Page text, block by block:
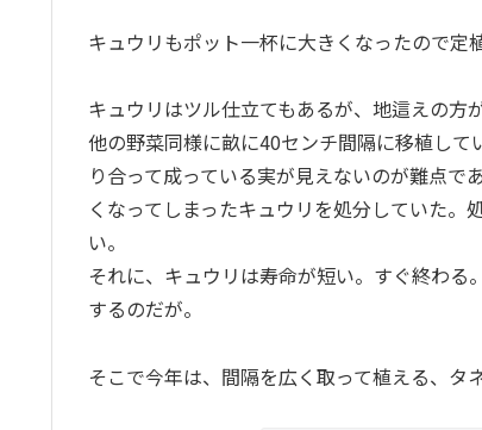
キュウリもポット一杯に大きくなったので定
キュウリはツル仕立てもあるが、地這えの
他の野菜同様に畝に40センチ間隔に移植し
り合って成っている実が見えないのが難点
くなってしまったキュウリを処分していた
い。
それに、キュウリは寿命が短い。すぐ終わる
するのだが。
そこで今年は、間隔を広く取って植える、タ